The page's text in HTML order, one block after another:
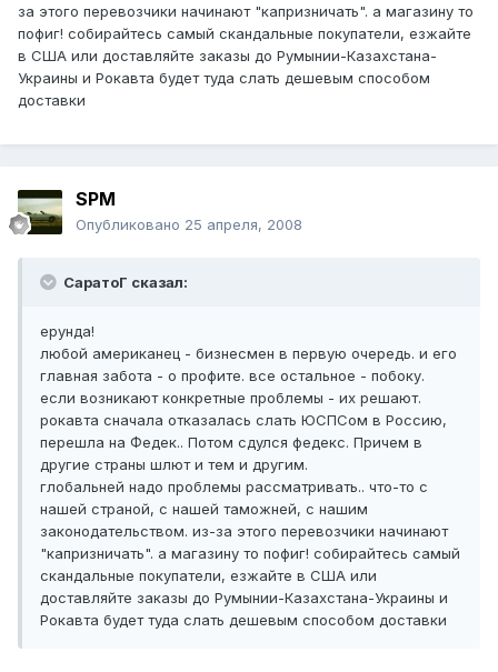
за этого перевозчики начинают "капризничать". а магазину то
пофиг! собирайтесь самый скандальные покупатели, езжайте
в США или доставляйте заказы до Румынии-Казахстана-
Украины и Рокавта будет туда слать дешевым способом
доставки
SPM
Опубликовано 25 апреля, 2008
СаратоГ сказал:
ерунда!
любой американец - бизнесмен в первую очередь. и его
главная забота - о профите. все остальное - побоку.
если возникают конкретные проблемы - их решают.
рокавта сначала отказалась слать ЮСПСом в Россию,
перешла на Федек.. Потом сдулся федекс. Причем в
другие страны шлют и тем и другим.
глобальней надо проблемы рассматривать.. что-то с
нашей страной, с нашей таможней, с нашим
законодательством. из-за этого перевозчики начинают
"капризничать". а магазину то пофиг! собирайтесь самый
скандальные покупатели, езжайте в США или
доставляйте заказы до Румынии-Казахстана-Украины и
Рокавта будет туда слать дешевым способом доставки